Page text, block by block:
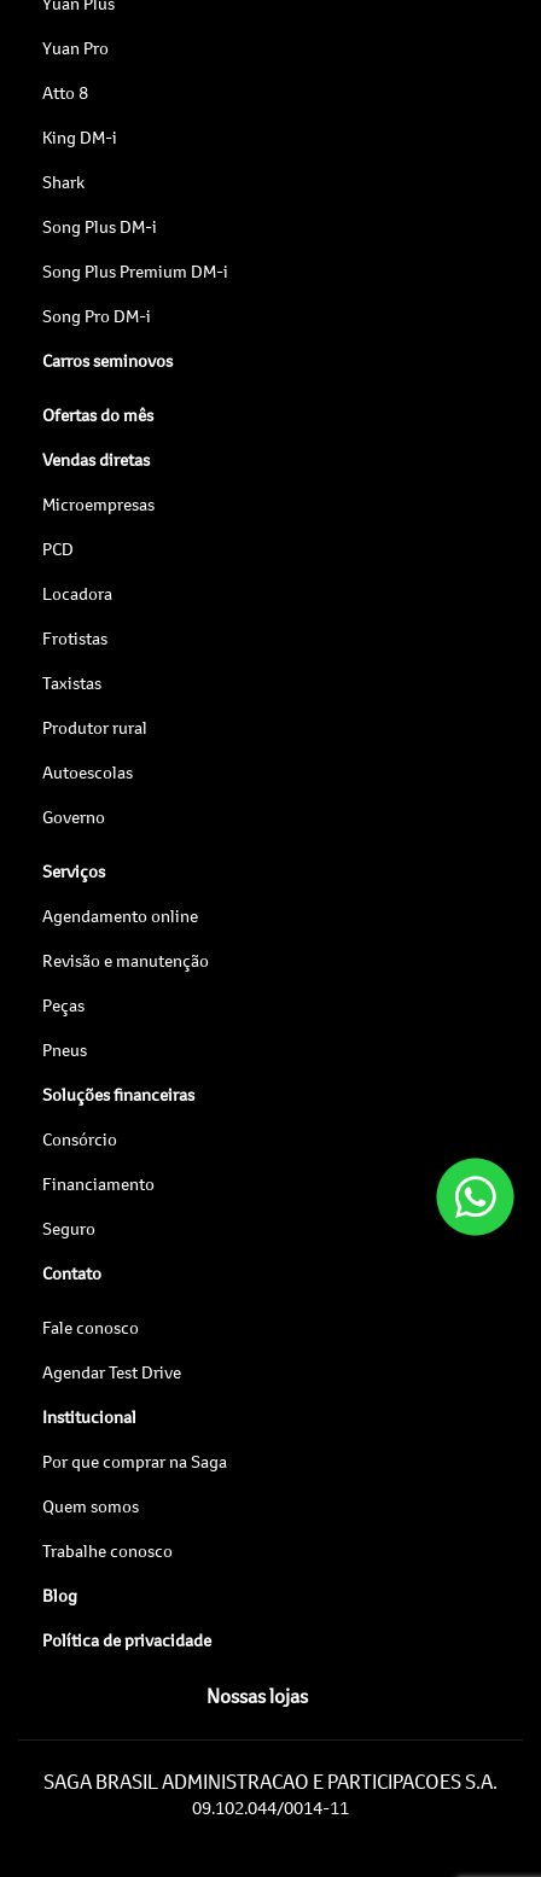
Yuan Pro
Atto 8
King DM-i
Shark
Song Plus DM-i
Song Plus Premium DM-i
Song Pro DM-i
Carros seminovos
Ofertas do mês
Vendas diretas
Microempresas
PCD
Locadora
Frotistas
Taxistas
Produtor rural
Autoescolas
Governo
Serviços
Agendamento online
Revisão e manutenção
Peças
Pneus
Soluções financeiras
Consórcio
Financiamento
Seguro
Contato
Fale conosco
Agendar Test Drive
Institucional
Por que comprar na Saga
Quem somos
Trabalhe conosco
Blog
Política de privacidade
Nossas lojas
SAGA BRASIL ADMINISTRACAO E PARTICIPACOES S.A.
09.102.044/0014-11